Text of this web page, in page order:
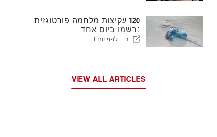
120 עקיצות מלחמה פורטוגזית
נרשמו ביום אחד
ב - לפני יום 1
VIEW ALL ARTICLES